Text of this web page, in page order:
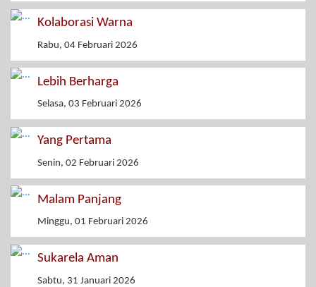
Kolaborasi Warna
Rabu, 04 Februari 2026
Lebih Berharga
Selasa, 03 Februari 2026
Yang Pertama
Senin, 02 Februari 2026
Malam Panjang
Minggu, 01 Februari 2026
Sukarela Aman
Sabtu, 31 Januari 2026